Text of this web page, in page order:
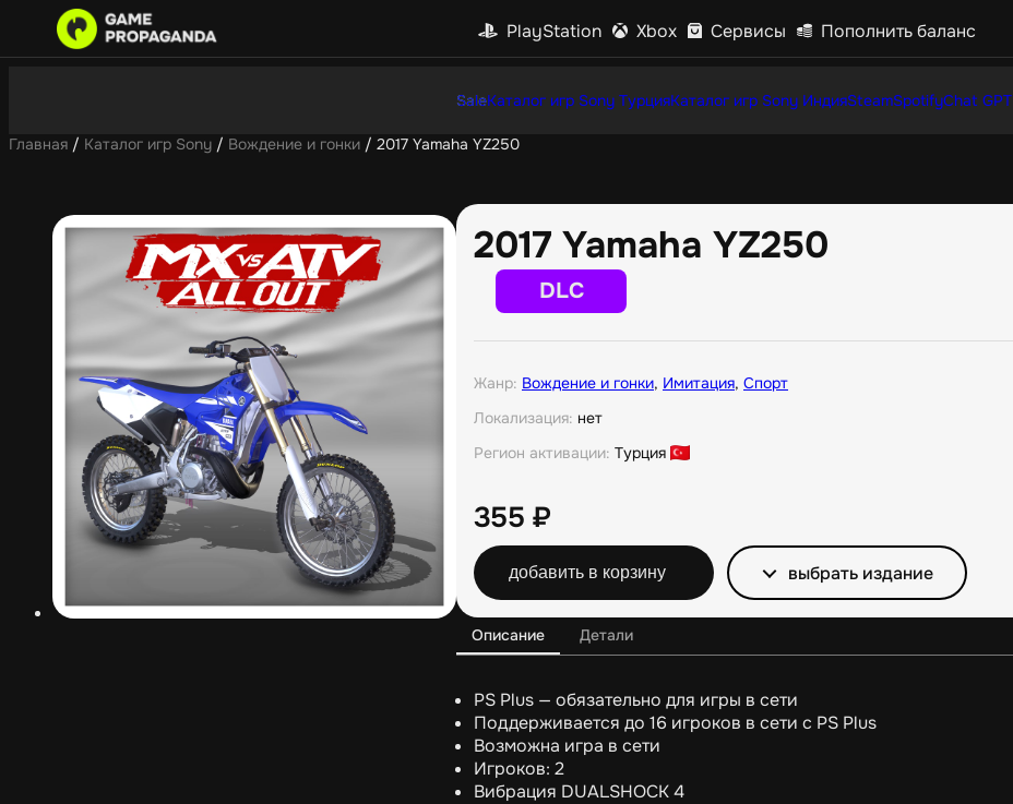
PlayStation Xbox Сервисы Пополнить баланс
SaleКаталог игр Sony ТурцияКаталог игр Sony ИндияSteamSpotifyChat GPT
Главная / Каталог игр Sony / Вождение и гонки / 2017 Yamaha YZ250
2017 Yamaha YZ250
DLC
Жанр: Вождение и гонки, Имитация, Спорт
Локализация: нет
Регион активации: Турция
355 ₽
добавить в корзину выбрать издание
Описание Детали
PS Plus — обязательно для игры в сети
Поддерживается до 16 игроков в сети с PS Plus
Возможна игра в сети
Игроков: 2
Вибрация DUALSHOCK 4